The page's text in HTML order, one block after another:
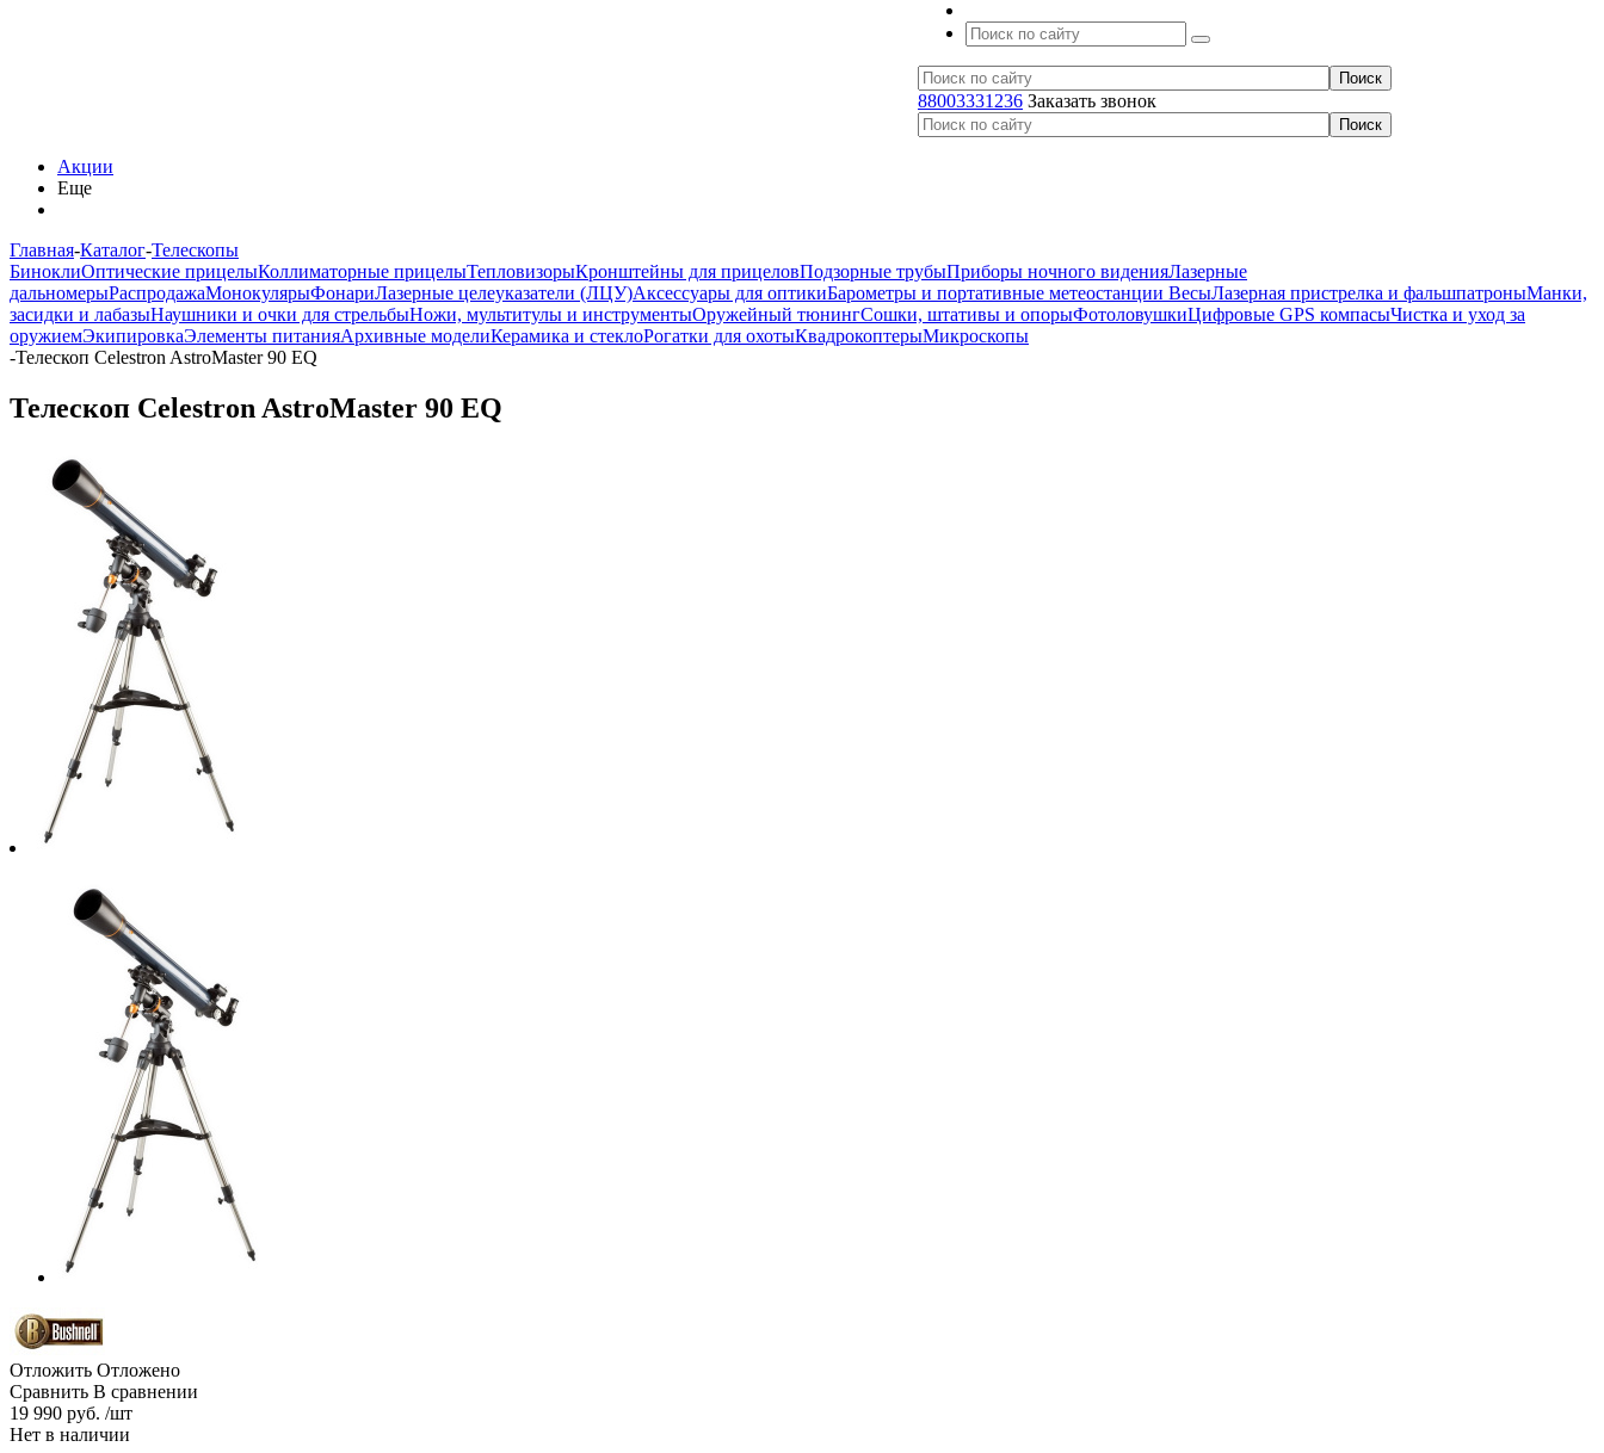
88003331236 Заказать звонок
Акции
Еще
Главная-Каталог-Телескопы
БиноклиОптические прицелыКоллиматорные прицелыТепловизорыКронштейны для прицеловПодзорные трубыПриборы ночного виденияЛазерные
дальномерыРаспродажаМонокулярыФонариЛазерные целеуказатели (ЛЦУ)Аксессуары для оптикиБарометры и портативные метеостанции ВесыЛазерная пристрелка и фальшпатроныМанки,
засидки и лабазыНаушники и очки для стрельбыНожи, мультитулы и инструментыОружейный тюнингСошки, штативы и опорыФотоловушкиЦифровые GPS компасыЧистка и уход за
оружиемЭкипировкаЭлементы питанияАрхивные моделиКерамика и стеклоРогатки для охотыКвадрокоптерыМикроскопы
-Телескоп Celestron AstroMaster 90 EQ
Телескоп Celestron AstroMaster 90 EQ
Отложить Отложено
Сравнить В сравнении
19 990 руб. /шт
Нет в наличии